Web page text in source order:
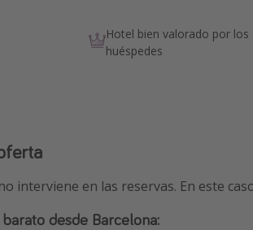
Hotel bien valorado por los
huéspedes
interviene en las reservas. En este
desde Barcelona: